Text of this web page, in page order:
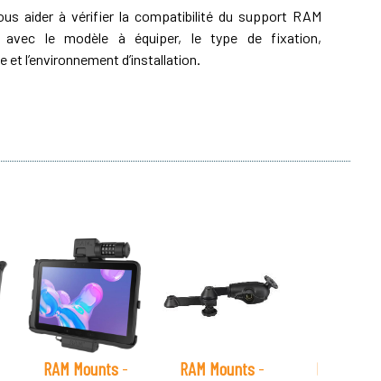
aider à vérifier la compatibilité du support RAM
avec le modèle à équiper, le type de fixation,
et l’environnement d’installation.
RAM Mounts-
RAM Mounts-
RAM Mounts